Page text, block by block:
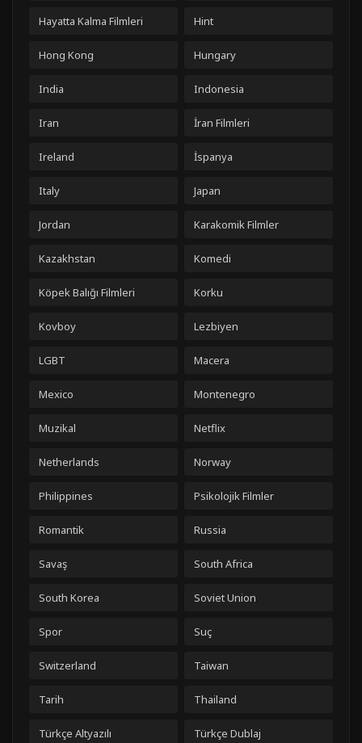
Hayatta Kalma Filmleri Hint
Hong Kong Hungary
India Indonesia
Iran İran Filmleri
Ireland İspanya
Italy Japan
Jordan Karakomik Filmler
Kazakhstan Komedi
Köpek Balığı Filmleri Korku
Kovboy Lezbiyen
LGBT Macera
Mexico Montenegro
Muzikal Netflix
Netherlands Norway
Philippines Psikolojik Filmler
Romantik Russia
Savaş South Africa
South Korea Soviet Union
Spor Suç
Switzerland Taiwan
Tarih Thailand
Türkçe Altyazılı Türkçe Dublaj